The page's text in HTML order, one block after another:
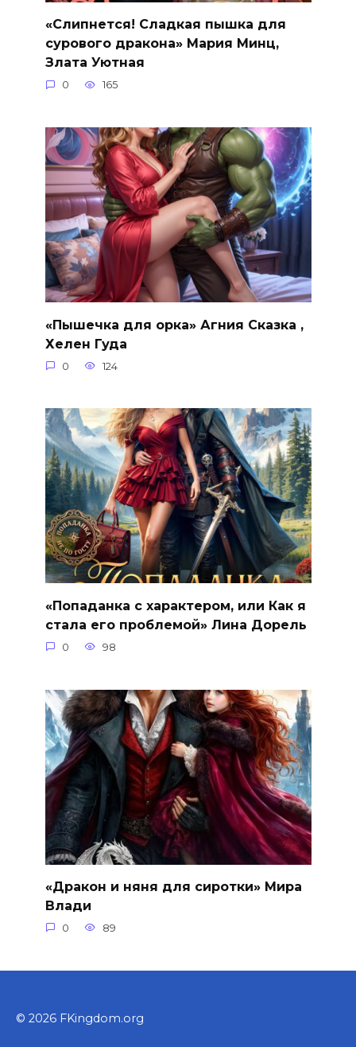
«Слипнется! Сладкая пышка для
сурового дракона» Мария Минц,
Злата Уютная
0 165
«Пышечка для орка» Агния Сказка ,
Хелен Гуда
0 124
«Попаданка с характером, или Как я
стала его проблемой» Лина Дорель
0 98
«Дракон и няня для сиротки» Мира
Влади
0 89
© 2026 FKingdom.org